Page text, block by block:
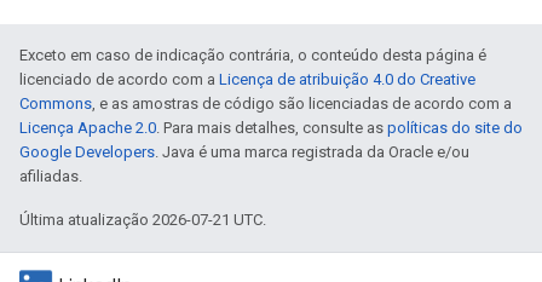
Exceto em caso de indicação contrária, o conteúdo desta página é
licenciado de acordo com a Licença de atribuição 4.0 do Creative
Commons, e as amostras de código são licenciadas de acordo com a
Licença Apache 2.0. Para mais detalhes, consulte as políticas do site do
Google Developers. Java é uma marca registrada da Oracle e/ou
afiliadas.
Última atualização 2026-07-21 UTC.